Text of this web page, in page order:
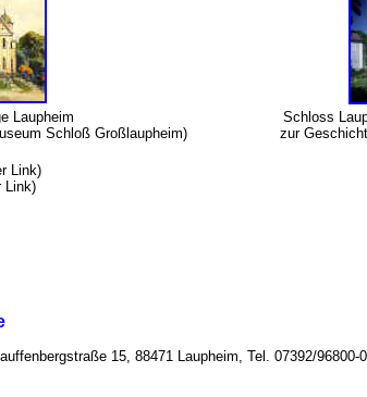
Laupheim
Schloß Großlaupheim)
Schloss
zur
Link)
Link)
15, 88471 Laupheim, Tel. 07392/96800-